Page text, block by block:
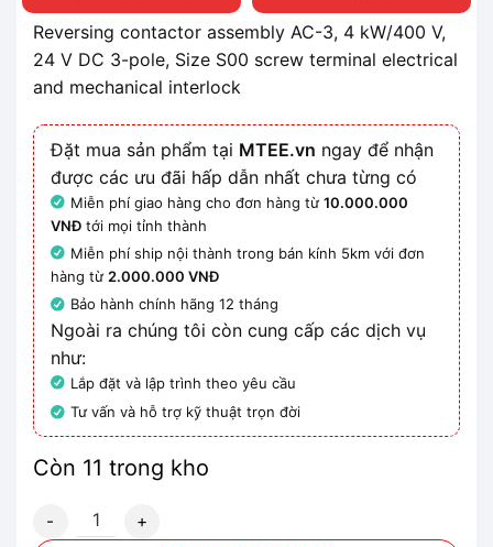
Reversing contactor assembly AC-3, 4 kW/400 V,
24 V DC 3-pole, Size S00 screw terminal electrical
and mechanical interlock
Đặt mua sản phẩm tại MTEE.vn ngay để nhận
được các ưu đãi hấp dẫn nhất chưa từng có
Miễn phí giao hàng cho đơn hàng từ10.000.000
VNĐ tới mọi tỉnh thành
Miễn phí ship nội thành trong bán kính 5km với đơn
hàng từ2.000.000 VNĐ
Bảo hành chính hãng 12 tháng
Ngoài ra chúng tôi còn cung cấp các dịch vụ
như:
Lắp đặt và lập trình theo yêu cầu
Tư vấn và hỗ trợ kỹ thuật trọn đời
Còn 11 trong kho
3RA2316-8XB30-1BB4 - Thiết bị khởi động động cơ